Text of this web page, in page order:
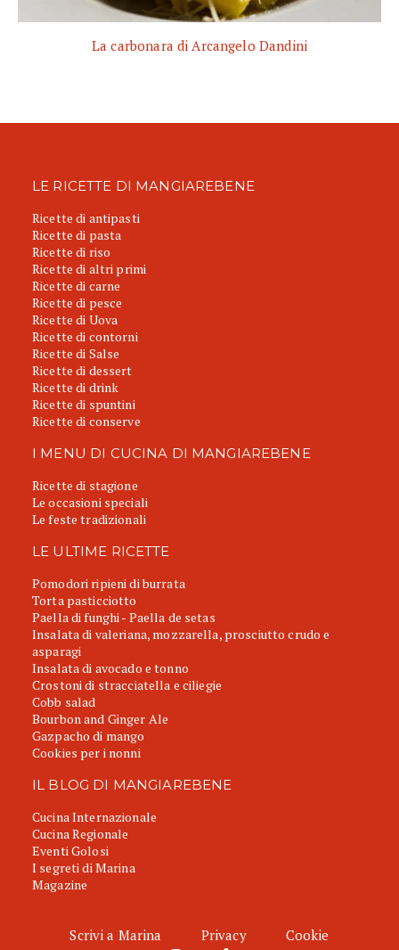
La carbonara di Arcangelo Dandini
LE RICETTE DI MANGIAREBENE
Ricette di antipasti
Ricette di pasta
Ricette di riso
Ricette di altri primi
Ricette di carne
Ricette di pesce
Ricette di Uova
Ricette di contorni
Ricette di Salse
Ricette di dessert
Ricette di drink
Ricette di spuntini
Ricette di conserve
I MENU DI CUCINA DI MANGIAREBENE
Ricette di stagione
Le occasioni speciali
Le feste tradizionali
LE ULTIME RICETTE
Pomodori ripieni di burrata
Torta pasticciotto
Paella di funghi - Paella de setas
Insalata di valeriana, mozzarella, prosciutto crudo e
asparagi
Insalata di avocado e tonno
Crostoni di stracciatella e ciliegie
Cobb salad
Bourbon and Ginger Ale
Gazpacho di mango
Cookies per i nonni
IL BLOG DI MANGIAREBENE
Cucina Internazionale
Cucina Regionale
Eventi Golosi
I segreti di Marina
Magazine
Scrivi a Marina Privacy Cookie